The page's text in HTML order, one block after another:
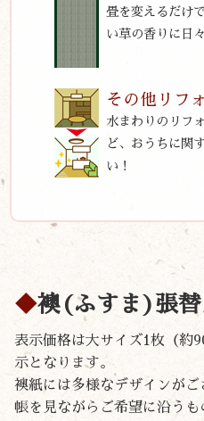
畳を変えるだけ
い草の香りに日
その他リフ
水まわりのリフ
ど、おうちに関
い！
襖(ふすま)張替
表示価格は大サイズ1枚（約
示となります。
襖紙には多様なデザインが
帳を見ながらご希望に沿う